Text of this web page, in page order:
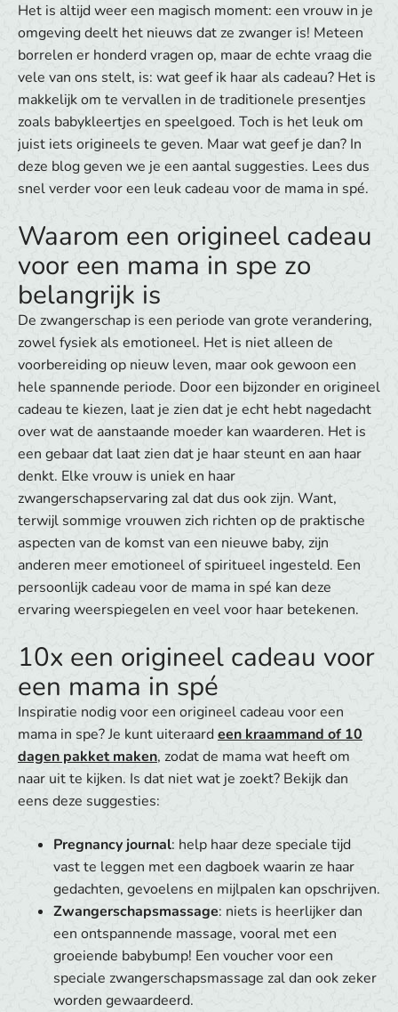
Het is altijd weer een magisch moment: een vrouw in je
omgeving deelt het nieuws dat ze zwanger is! Meteen
borrelen er honderd vragen op, maar de echte vraag die
vele van ons stelt, is: wat geef ik haar als cadeau? Het is
makkelijk om te vervallen in de traditionele presentjes
zoals babykleertjes en speelgoed. Toch is het leuk om
juist iets origineels te geven. Maar wat geef je dan? In
deze blog geven we je een aantal suggesties. Lees dus
snel verder voor een leuk cadeau voor de mama in spé.
Waarom een origineel cadeau
voor een mama in spe zo
belangrijk is
De zwangerschap is een periode van grote verandering,
zowel fysiek als emotioneel. Het is niet alleen de
voorbereiding op nieuw leven, maar ook gewoon een
hele spannende periode. Door een bijzonder en origineel
cadeau te kiezen, laat je zien dat je echt hebt nagedacht
over wat de aanstaande moeder kan waarderen. Het is
een gebaar dat laat zien dat je haar steunt en aan haar
denkt. Elke vrouw is uniek en haar
zwangerschapservaring zal dat dus ook zijn. Want,
terwijl sommige vrouwen zich richten op de praktische
aspecten van de komst van een nieuwe baby, zijn
anderen meer emotioneel of spiritueel ingesteld. Een
persoonlijk cadeau voor de mama in spé kan deze
ervaring weerspiegelen en veel voor haar betekenen.
10x een origineel cadeau voor
een mama in spé
Inspiratie nodig voor een origineel cadeau voor een
mama in spe? Je kunt uiteraardeen kraammand of 10
dagen pakket maken, zodat de mama wat heeft om
naar uit te kijken. Is dat niet wat je zoekt? Bekijk dan
eens deze suggesties:
Pregnancy journal: help haar deze speciale tijd
vast te leggen met een dagboek waarin ze haar
gedachten, gevoelens en mijlpalen kan opschrijven.
Zwangerschapsmassage: niets is heerlijker dan
een ontspannende massage, vooral met een
groeiende babybump! Een voucher voor een
speciale zwangerschapsmassage zal dan ook zeker
worden gewaardeerd.